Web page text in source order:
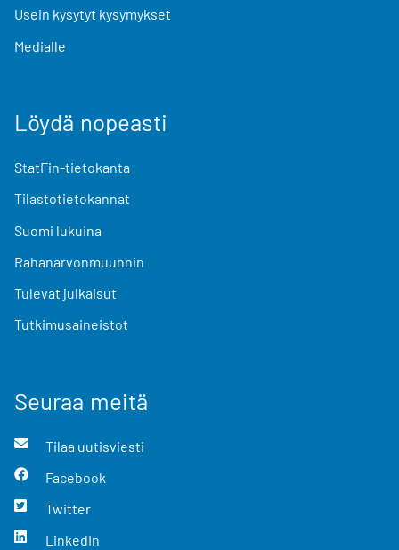
Usein kysytyt kysymykset
Medialle
Löydä nopeasti
StatFin-tietokanta
Tilastotietokannat
Suomi lukuina
Rahanarvonmuunnin
Tulevat julkaisut
Tutkimusaineistot
Seuraa meitä
Tilaa uutisviesti
Facebook
Twitter
LinkedIn